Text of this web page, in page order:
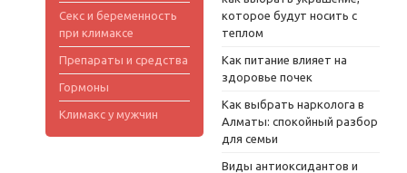
Секс и беременность
при климаксе
Препараты и средства
Гормоны
Климакс у мужчин
которое будут носить с
теплом
Как питание влияет на
здоровье почек
Как выбрать нарколога в
Алматы: спокойный разбор
для семьи
Виды антиоксидантов и